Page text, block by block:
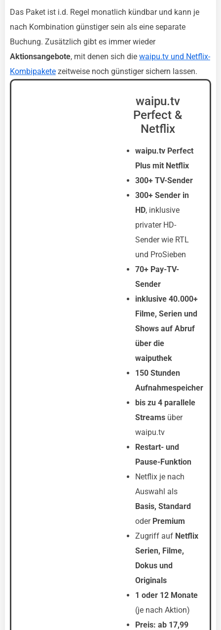
Das Paket ist i.d. Regel monatlich kündbar und kann je
nach Kombination günstiger sein als eine separate
Buchung. Zusätzlich gibt es immer wieder
Aktionsangebote, mit denen sich die waipu.tv und Netflix-
Kombipakete zeitweise noch günstiger sichern lassen.
waipu.tv
Perfect &
Netflix
waipu.tv Perfect
Plus mit Netflix
300+ TV-Sender
300+ Sender in
HD, inklusive
privater HD-
Sender wie RTL
und ProSieben
70+ Pay-TV-
Sender
inklusive 40.000+
Filme, Serien und
Shows auf Abruf
über die
waiputhek
150 Stunden
Aufnahmespeicher
bis zu 4 parallele
Streams über
waipu.tv
Restart- und
Pause-Funktion
Netflix je nach
Auswahl als
Basis, Standard
oderPremium
Zugriff auf Netflix
Serien, Filme,
Dokus und
Originals
1 oder 12 Monate
(je nach Aktion)
Preis: ab 17,99